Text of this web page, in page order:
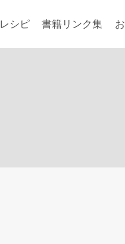
レシピ 書籍リンク集